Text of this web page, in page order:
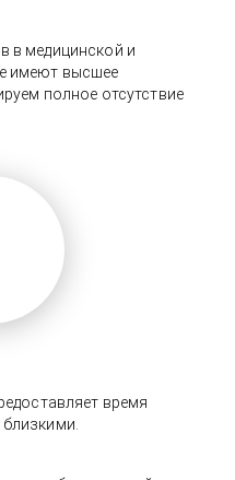
в медицинской и
имеют высшее
полное отсутствие
время